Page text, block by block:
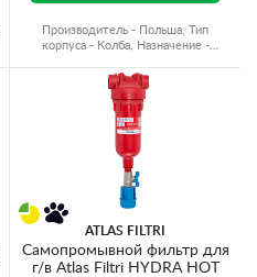
Производитель - Польша, Тип
корпуса - Колба, Назначение -
ATLAS FILTRI
Самопромывной фильтр для
г/в Atlas Filtri HYDRA HOT